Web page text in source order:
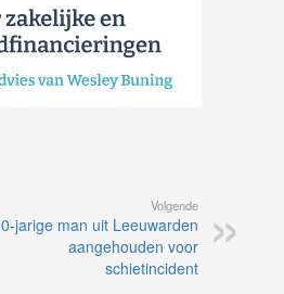
Volgende
jarige man uit Leeuwarden
aangehouden voor
schietincident